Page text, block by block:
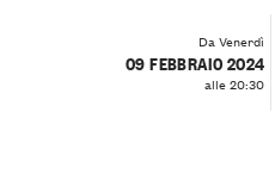
Da Venerdì
09 FEBBRAIO 2024
alle 20:30